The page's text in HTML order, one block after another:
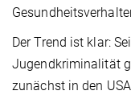
Der Trend ist klar:
Jugendkriminalität
zunächst in den